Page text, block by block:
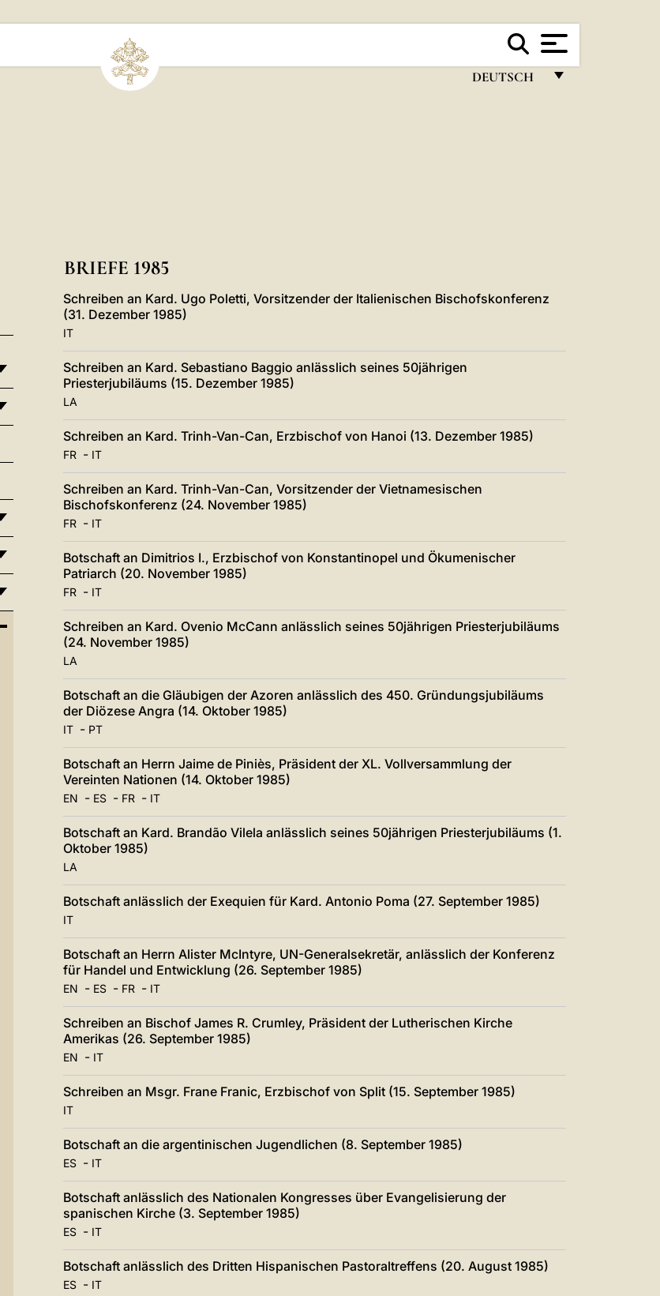
DEUTSCH
POLSKI
中文
BRIEFE 1985
Schreiben an Kard. Ugo Poletti, Vorsitzender der Italienischen Bischofskonferenz
(31. Dezember 1985)
IT
Schreiben an Kard. Sebastiano Baggio anlässlich seines 50jährigen
Priesterjubiläums (15. Dezember 1985)
LA
Schreiben an Kard. Trinh-Van-Can, Erzbischof von Hanoi (13. Dezember 1985)
FR- IT
Schreiben an Kard. Trinh-Van-Can, Vorsitzender der Vietnamesischen
Bischofskonferenz (24. November 1985)
FR- IT
Botschaft an Dimitrios I., Erzbischof von Konstantinopel und Ökumenischer
Patriarch (20. November 1985)
FR- IT
Schreiben an Kard. Ovenio McCann anlässlich seines 50jährigen Priesterjubiläums
(24. November 1985)
LA
Botschaft an die Gläubigen der Azoren anlässlich des 450. Gründungsjubiläums
der Diözese Angra (14. Oktober 1985)
IT- PT
Botschaft an Herrn Jaime de Piniès, Präsident der XL. Vollversammlung der
Vereinten Nationen (14. Oktober 1985)
EN - ES- FR- IT
Botschaft an Kard. Brandão Vilela anlässlich seines 50jährigen Priesterjubiläums (1.
Oktober 1985)
LA
Botschaft anlässlich der Exequien für Kard. Antonio Poma (27. September 1985)
IT
Botschaft an Herrn Alister McIntyre, UN-Generalsekretär, anlässlich der Konferenz
für Handel und Entwicklung (26. September 1985)
EN - ES- FR- IT
Schreiben an Bischof James R. Crumley, Präsident der Lutherischen Kirche
Amerikas (26. September 1985)
EN - IT
Schreiben an Msgr. Frane Franic, Erzbischof von Split (15. September 1985)
IT
Botschaft an die argentinischen Jugendlichen (8. September 1985)
ES- IT
Botschaft anlässlich des Nationalen Kongresses über Evangelisierung der
spanischen Kirche (3. September 1985)
ES- IT
Botschaft anlässlich des Dritten Hispanischen Pastoraltreffens (20. August 1985)
ES- IT